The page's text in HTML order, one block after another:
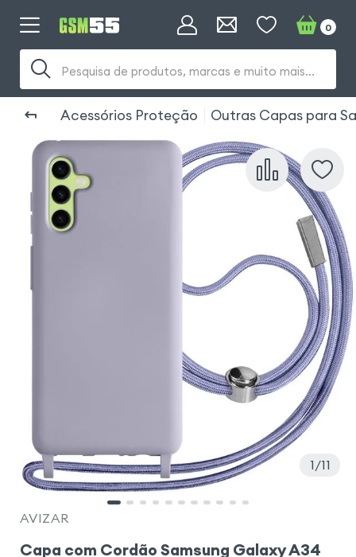
Pesquisa de produtos, marcas e muito mais...
0
Acessórios Proteção Outras Capas para
1 11
AVIZAR
Capa com Cordão Samsung Galaxy A34